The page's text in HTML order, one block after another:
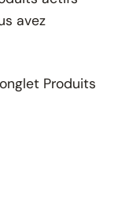
avez
Produits